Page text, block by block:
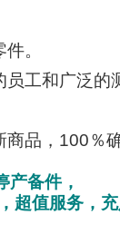
。
工和广泛的
品，100％
产备件，
超值服务，